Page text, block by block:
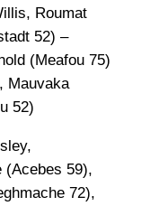
Roumat
52) –
(Meafou 75)
Mauvaka
52)
(Acebes 59),
72),